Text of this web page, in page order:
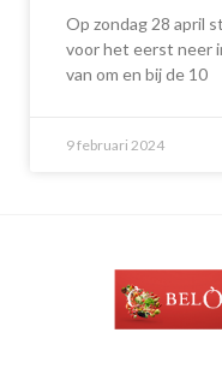
Op zondag 28 april
voor het eerst neer
van om en bij de 10
9 februari 2024